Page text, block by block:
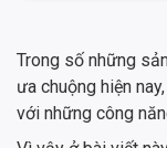
Trong số những
ưa chuộng hiện nay,
với những công